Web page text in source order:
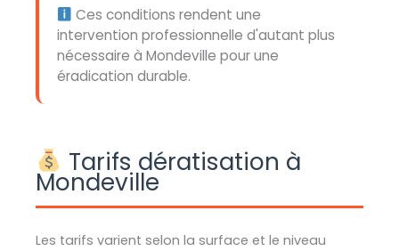
Ces conditions rendent une
intervention professionnelle d'autant plus
nécessaire à Mondeville pour une
éradication durable.
Tarifs dératisation à
Mondeville
Les tarifs varient selon la surface et le niveau